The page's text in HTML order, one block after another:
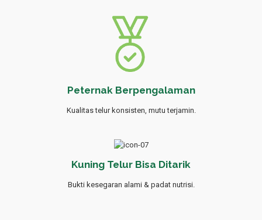
Peternak Berpengalaman
Kualitas telur konsisten, mutu terjamin.
Kuning Telur Bisa Ditarik
Bukti kesegaran alami & padat nutrisi.